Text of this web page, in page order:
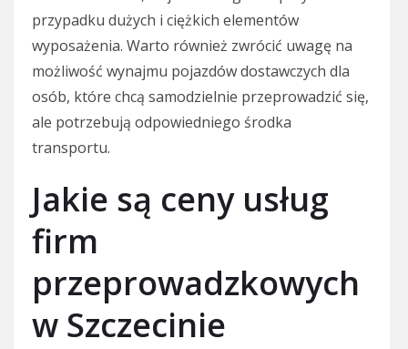
przypadku dużych i ciężkich elementów
wyposażenia. Warto również zwrócić uwagę na
możliwość wynajmu pojazdów dostawczych dla
osób, które chcą samodzielnie przeprowadzić się,
ale potrzebują odpowiedniego środka
transportu.
Jakie są ceny usług
firm
przeprowadzkowych
w Szczecinie